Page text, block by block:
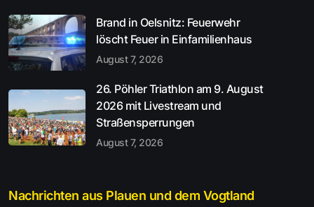
Brand in Oelsnitz: Feuerwehr
löscht Feuer in Einfamilienhaus
August 7, 2026
26. Pöhler Triathlon am 9. August
2026 mit Livestream und
Straßensperrungen
August 7, 2026
Nachrichten aus Plauen und dem Vogtland